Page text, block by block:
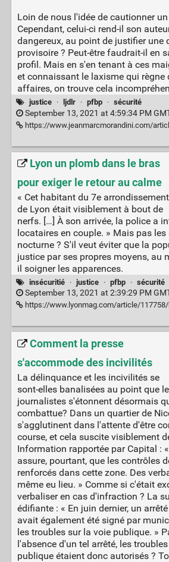
Loin de nous l'idée de cautionner
Cependant, celui-ci rend-il son
dangereux, au point de justifier une
provisoire ? Peut-être faudrait-il en
profil. Mais en s'en tenant à ces
et connaissant le laxisme qui règne
affaires, on trouve cela
justice · ljdlr · pfbp · sécurité
September 13, 2021 at 4:59:34 PM
https://www.jeanmarcmorandini.com/article-472927-match-om-nice-l-homme-filme-en-train-d-effectuer-un-salut-nazi-apres-
Lyon un plomb dans le bras
pour exiger le retour au calme
« Cet habitant du 7e arrondissement
de Lyon était visiblement à bout de
nerfs. […] À son arrivée, la police a
locataires en couple. » Mais pas
nocturne ? S'il veut éviter que la
justice par ses propres moyens, au
il soigner les apparences.
insécuritié · justice · pfbp · sécurité
September 13, 2021 at 2:39:29 PM
https://www.lyonmag.com/article/117758/lyon-victime-de-nuisances-sonores-un-
Comment la presse
s'accommode des incivilités
La délinquance et les incivilités se
sont-elles banalisées au point que
journalistes s'étonnent désormais
combattue? Dans un quartier de
s'agglutinent dans l'attente d'être
course, et cela suscite visiblement
Information rapportée par Capital :
assure, pourtant, que les contrôles
renforcés dans cette zone. Des
même eu lieu. » Comme si c'était
verbaliser en cas d'infraction ? La
édifiante : « En juin dernier, un
avait également été signé par
les troubles sur la voie publique. »
l'absence d'un tel arrêté, les
publique étaient donc autorisés ?